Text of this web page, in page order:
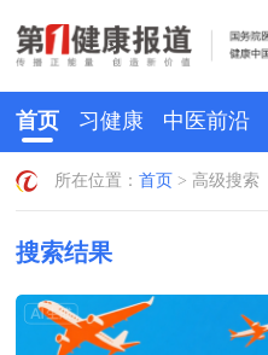
首页 习健康 中医前沿
所在位置：首页 > 高级搜索
搜索结果